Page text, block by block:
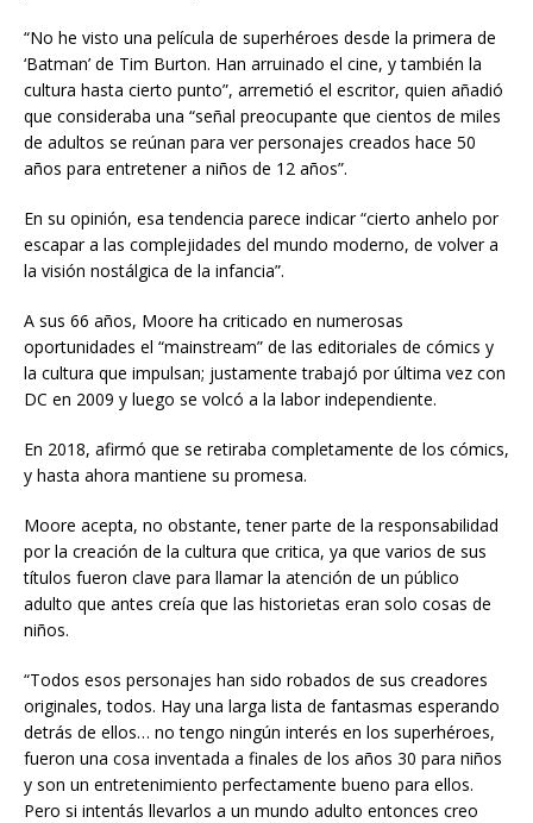
“No he visto una película de superhéroes desde la primera de
‘Batman’ de Tim Burton. Han arruinado el cine, y también la
cultura hasta cierto punto”, arremetió el escritor, quien añadió
que consideraba una “señal preocupante que cientos de miles
de adultos se reúnan para ver personajes creados hace 50
años para entretener a niños de 12 años”.
En su opinión, esa tendencia parece indicar “cierto anhelo por
escapar a las complejidades del mundo moderno, de volver a
la visión nostálgica de la infancia”.
A sus 66 años, Moore ha criticado en numerosas
oportunidades el “mainstream” de las editoriales de cómics y
la cultura que impulsan; justamente trabajó por última vez con
DC en 2009 y luego se volcó a la labor independiente.
En 2018, afirmó que se retiraba completamente de los cómics,
y hasta ahora mantiene su promesa.
Moore acepta, no obstante, tener parte de la responsabilidad
por la creación de la cultura que critica, ya que varios de sus
títulos fueron clave para llamar la atención de un público
adulto que antes creía que las historietas eran solo cosas de
niños.
“Todos esos personajes han sido robados de sus creadores
originales, todos. Hay una larga lista de fantasmas esperando
detrás de ellos… no tengo ningún interés en los superhéroes,
fueron una cosa inventada a finales de los años 30 para niños
y son un entretenimiento perfectamente bueno para ellos.
Pero si intentás llevarlos a un mundo adulto entonces creo